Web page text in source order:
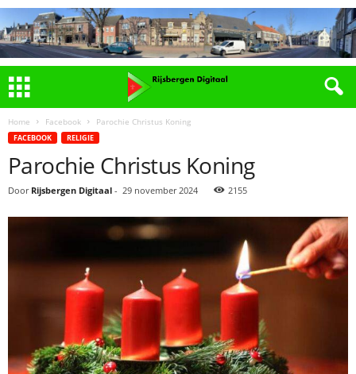
Home Facebook Parochie Christus Koning
FACEBOOK RELIGIE
Parochie Christus Koning
Door Rijsbergen Digitaal - 29 november 2024 2155